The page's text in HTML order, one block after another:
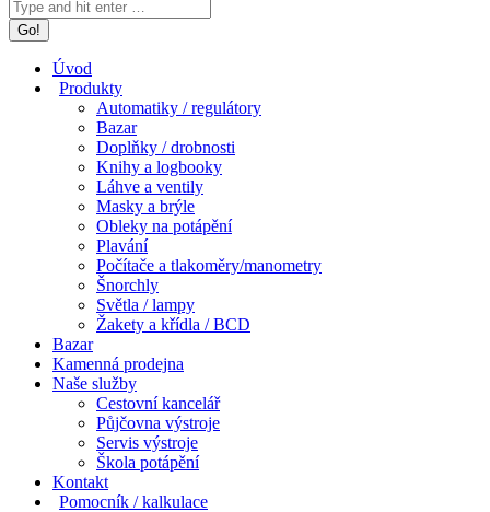
Úvod
Produkty
Automatiky / regulátory
Bazar
Doplňky / drobnosti
Knihy a logbooky
Láhve a ventily
Masky a brýle
Obleky na potápění
Plavání
Počítače a tlakoměry/manometry
Šnorchly
Světla / lampy
Žakety a křídla / BCD
Bazar
Kamenná prodejna
Naše služby
Cestovní kancelář
Půjčovna výstroje
Servis výstroje
Škola potápění
Kontakt
Pomocník / kalkulace